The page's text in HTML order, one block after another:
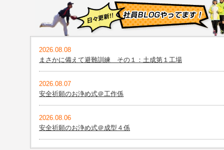
2026.08.08
まさかに備えて避難訓練 その１：土成第１工場
2026.08.07
安全祈願のお浄め式＠工作係
2026.08.06
安全祈願のお浄め式＠成型４係